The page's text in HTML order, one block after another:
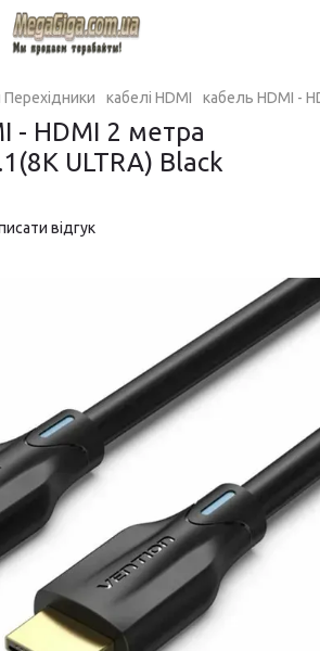
кабелі HDMI кабель HDMI -
- HDMI 2 метра
ULTRA) Black
відгук